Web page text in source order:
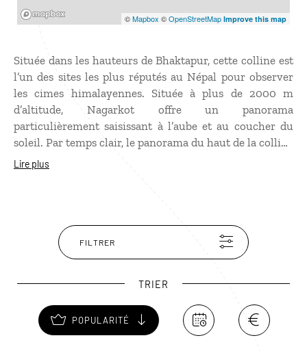
©Mapbox ©OpenStreetMap Improve this map
Située dans les hauteurs de Bhaktapur, cette colline est
l’un des sites les plus réputés au Népal pour observer
les cimes himalayennes. Située à plus de 2000 m
d’altitude, Nagarkot offre un panorama
particulièrement saisissant à l’aube et au coucher du
soleil. Par temps clair, le panorama du haut de la colline
balaye l’Everest, le Manaslu, le Ganesh Himal et le
Lire plus
FILTRER
TRIER
POPULARITÉ